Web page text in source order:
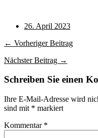
26. April 2023
← Vorheriger Beitrag
Nächster Beitrag →
Schreiben Sie einen
Ihre E-Mail-Adresse wird
sind mit * markiert
Kommentar *